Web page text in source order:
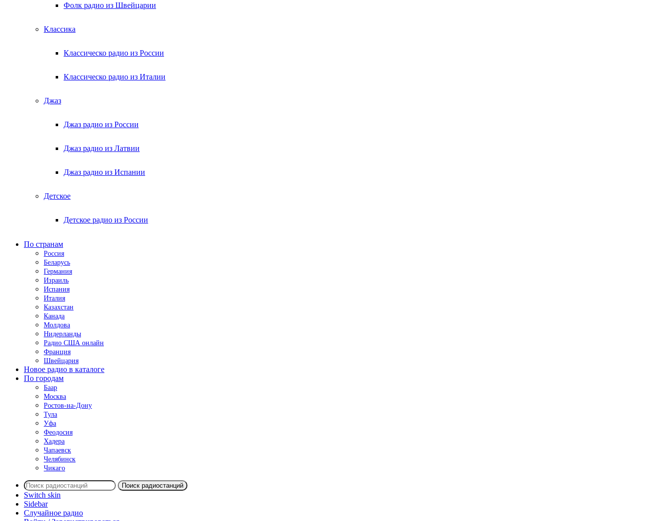
Фолк радио из Швейцарии
Классика
Классическо радио из России
Классическо радио из Италии
Джаз
Джаз радио из России
Джаз радио из Латвии
Джаз радио из Испании
Детское
Детское радио из России
По странам
Россия
Беларусь
Германия
Израиль
Испания
Италия
Казахстан
Канада
Молдова
Нидерланды
Радио США онлайн
Франция
Швейцария
Новое радио в каталоге
По городам
Баар
Москва
Ростов-на-Дону
Тула
Уфа
Феодосия
Хадера
Чапаевск
Челябинск
Чикаго
Поиск радиостанций
Switch skin
Sidebar
Случайное радио